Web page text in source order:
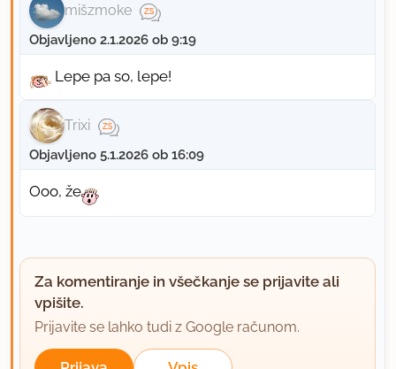
mišzmoke
Objavljeno 2.1.2026 ob 9:19
Lepe pa so, lepe!
Trixi
Objavljeno 5.1.2026 ob 16:09
Ooo, že
Za komentiranje in všečkanje se prijavite ali
vpišite.
Prijavite se lahko tudi z Google računom.